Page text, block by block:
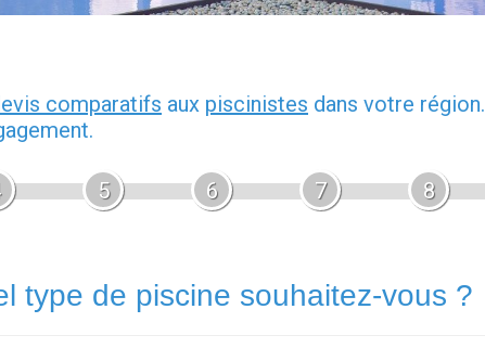
comparatifs aux piscinistes dans votre région.
5 6 7 8
type de piscine souhaitez-vous ?